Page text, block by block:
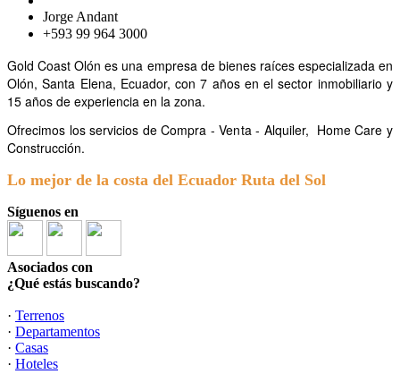
Jorge Andant
+593 99 964 3000
Gold Coast Olón es una empresa de bienes raíces especializada en
Olón, Santa Elena, Ecuador, con 7 años en el sector inmobiliario y
15 años de experiencia en la zona.
Ofrecimos los servicios de Compra - Venta - Alquiler, Home Care y
Construcción.
Lo mejor de la costa del Ecuador Ruta del Sol
Síguenos en
Asociados con
¿Qué estás buscando?
· Terrenos
· Departamentos
· Casas
· Hoteles